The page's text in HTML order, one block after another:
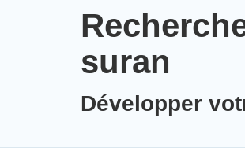
suran
Développer